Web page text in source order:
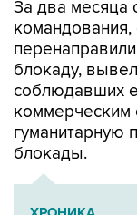
блокаду,
соблюдавших
коммерческим
гуманитарную
блокады.
ХРОНИКА
Операция